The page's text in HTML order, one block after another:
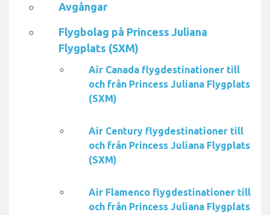
Avgångar
Flygbolag på Princess Juliana
Flygplats (SXM)
Air Canada flygdestinationer till
och från Princess Juliana Flygplats
(SXM)
Air Century flygdestinationer till
och från Princess Juliana Flygplats
(SXM)
Air Flamenco flygdestinationer till
och från Princess Juliana Flygplats